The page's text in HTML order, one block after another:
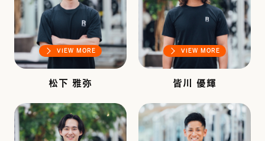
VIEW MORE
松下 雅弥
VIEW MORE
皆川 優輝